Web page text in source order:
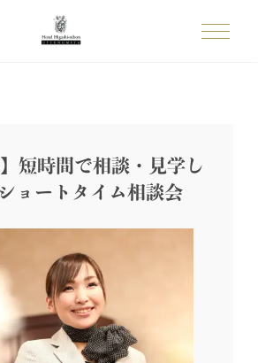
】短時間で相談・見学し
ョートタイム相談会